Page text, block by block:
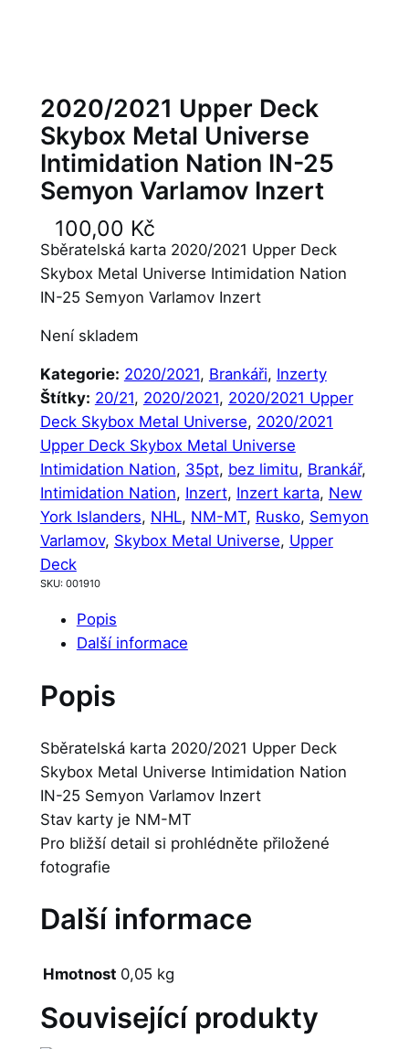
2020/2021 Upper Deck
Skybox Metal Universe
Intimidation Nation IN-25
Semyon Varlamov Inzert
100,00 Kč
Sběratelská karta 2020/2021 Upper Deck
Skybox Metal Universe Intimidation Nation
IN-25 Semyon Varlamov Inzert
Není skladem
Kategorie: 2020/2021, Brankáři, Inzerty
Štítky: 20/21, 2020/2021, 2020/2021 Upper
Deck Skybox Metal Universe, 2020/2021
Upper Deck Skybox Metal Universe
Intimidation Nation, 35pt, bez limitu, Brankář
Intimidation Nation, Inzert, Inzert karta, New
York Islanders, NHL, NM-MT, Rusko, Semyon
Varlamov, Skybox Metal Universe, Upper
Deck
SKU: 001910
Popis
Další informace
Popis
Sběratelská karta 2020/2021 Upper Deck
Skybox Metal Universe Intimidation Nation
IN-25 Semyon Varlamov Inzert
Stav karty je NM-MT
Pro bližší detail si prohlédněte přiložené
fotografie
Další informace
Hmotnost 0,05 kg
Související produkty